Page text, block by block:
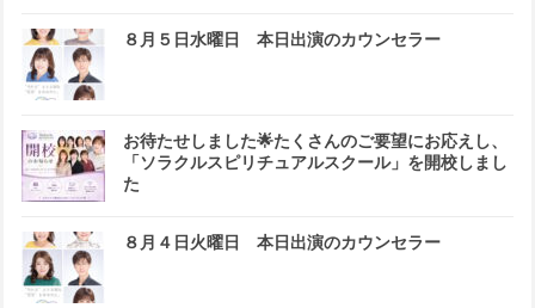
８月５日水曜日 本日出演のカウンセラー
お待たせしました🌟たくさんのご要望にお応えし、
「ソラクルスピリチュアルスクール」を開校しまし
た
８月４日火曜日 本日出演のカウンセラー